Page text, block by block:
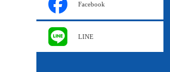
Facebook
LINE